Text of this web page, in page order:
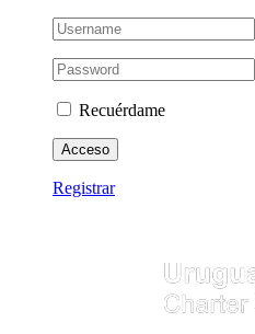
Recuérdame
Registrar